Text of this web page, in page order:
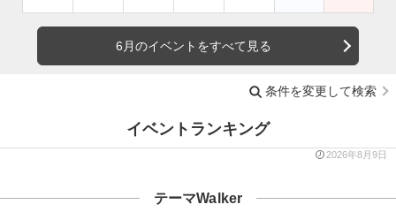
6月のイベントをすべて見る
条件を変更して検索
イベントランキング
2026年8月9日
テーマWalker